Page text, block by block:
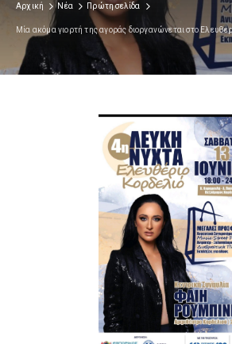
Αρχική Νέα Πρώτη σελίδα
Μία ακόμα γιορτή της αγοράς διοργανώνεται στο